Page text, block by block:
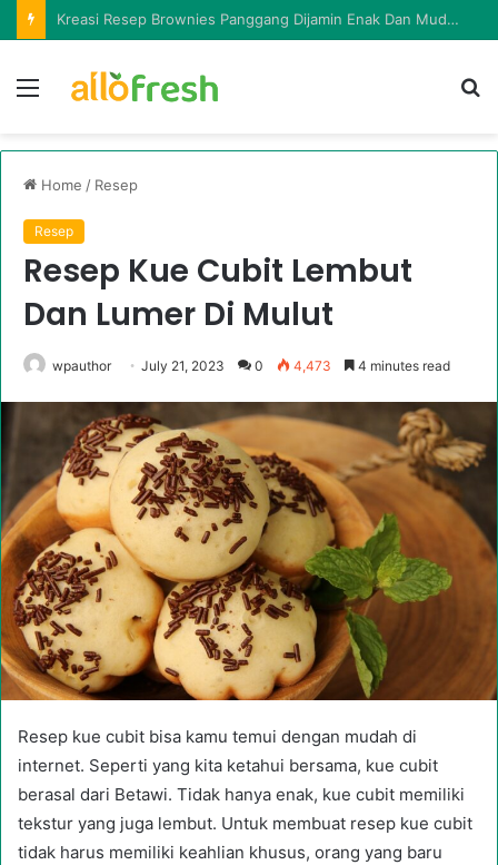
Kreasi Resep Brownies Panggang Dijamin Enak Dan Mudah Dibuat
Menu
Home / Resep
Resep
Resep Kue Cubit Lembut
Dan Lumer Di Mulut
wpauthor July 21, 2023 0 4,473 4 minutes read
Resep kue cubit bisa kamu temui dengan mudah di
internet. Seperti yang kita ketahui bersama, kue cubit
berasal dari Betawi. Tidak hanya enak, kue cubit memiliki
tekstur yang juga lembut. Untuk membuat resep kue cubit
tidak harus memiliki keahlian khusus, orang yang baru